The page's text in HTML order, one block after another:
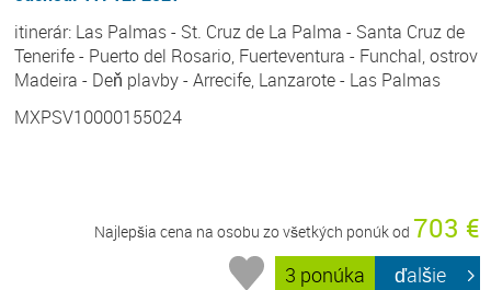
itinerár: Las Palmas - St. Cruz de La Palma - Santa Cruz de
Tenerife - Puerto del Rosario, Fuerteventura - Funchal, ostrov
Madeira - Deň plavby - Arrecife, Lanzarote - Las Palmas
MXPSV10000155024
Najlepšia cena na osobu zo všetkých ponúk od 703 €
3 ponúka ďalšie